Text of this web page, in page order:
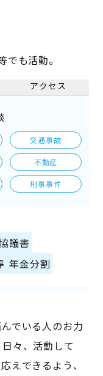
も活動。
アクセス
交通事故
不動産
刑事事件
議書
年金分割
でいる人のお力
々、活動して
えできるよう、